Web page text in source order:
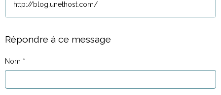
http://blog.unethost.com/
Répondre à ce message
Nom